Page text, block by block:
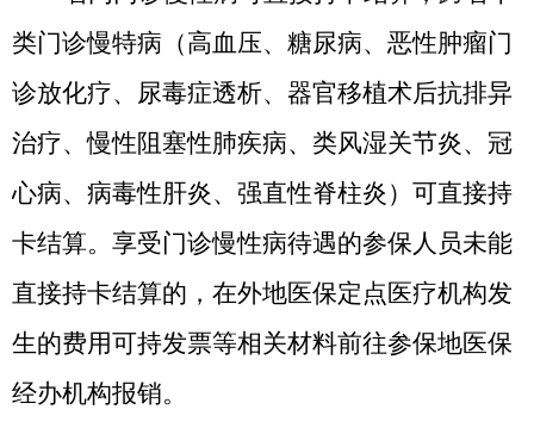
类门诊慢特病（高血压、糖尿病、恶性肿瘤门
诊放化疗、尿毒症透析、器官移植术后抗排异
治疗、慢性阻塞性肺疾病、 类风湿关节炎、冠
心病、病毒性肝炎、强直性脊柱炎 ）可直接持
卡结算。享受门诊慢性病待遇的参保人员未能
直接持卡结算的，在外地医保定点医疗机构发
生的费用可持发票等相关材料前往参保地医保
经办机构报销。